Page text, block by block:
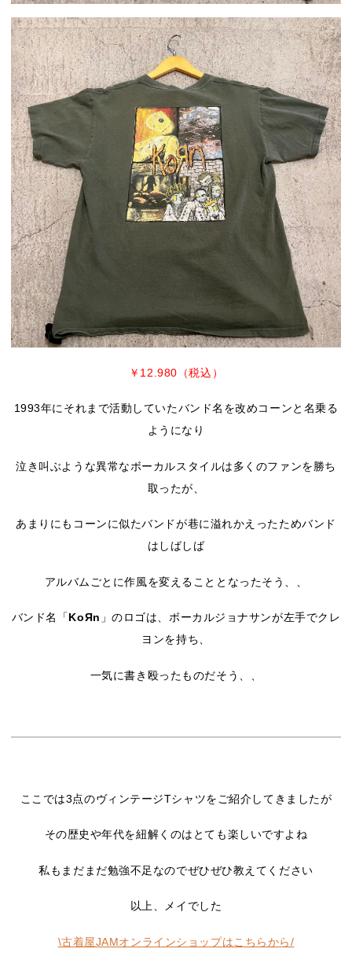
￥12.980（税込）
1993年にそれまで活動していたバンド名を改めコーンと名乗る
ようになり
泣き叫ぶような異常なボーカルスタイルは多くのファンを勝ち
取ったが、
あまりにもコーンに似たバンドが巷に溢れかえったためバンド
はしばしば
アルバムごとに作風を変えることとなったそう、、
バンド名「KoЯn 」のロゴは、ボーカルジョナサンが左手でクレ
ヨンを持ち、
一気に書き殴ったものだそう、、
ここでは3点のヴィンテージTシャツをご紹介してきましたが
その歴史や年代を紐解くのはとても楽しいですよね
私もまだまだ勉強不足なのでぜひぜひ教えてください
以上、メイでした
\古着屋JAMオンラインショップはこちらから/